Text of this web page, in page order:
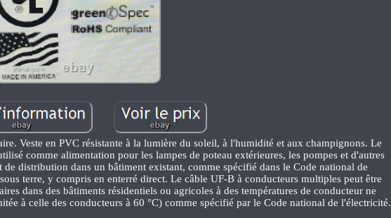
Veste en PVC résistante à la lumière du soleil, à l'humidité et aux champignons. Le
comme alimentation pour les lampes de poteau extérieures, les pompes et d'autres
distribution dans un bâtiment existant, comme spécifié dans le Code national de
terre, y compris en enterré direct. Le câble UF-B à conducteurs multiples peut être
dans des bâtiments résidentiels ou agricoles à des températures de conducteur ne
à celle des conducteurs à 60 °C) comme spécifié par le Code national de l'électricité.